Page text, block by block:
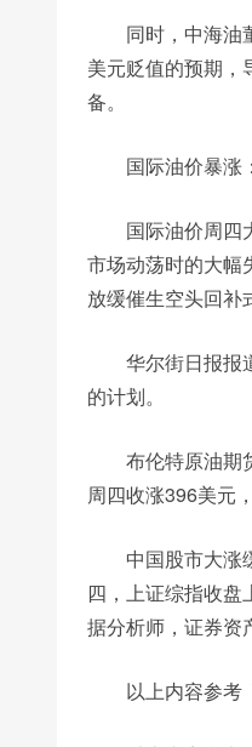
同时，中海油
美元贬值的预期，
备。
国际油价暴涨：
国际油价周四
市场动荡时的大幅
放缓催生空头回补
华尔街日报报
的计划。
布伦特原油期
周四收涨396美元
中国股市大涨
四，上证综指收
据分析师，证券资
以上内容参考